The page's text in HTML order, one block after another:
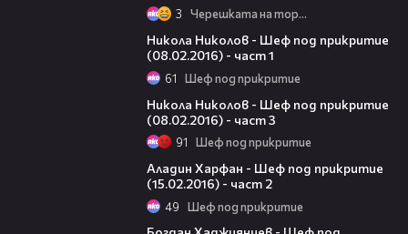
3 Черешката на тортата
Никола Николов - Шеф под прикритие
(08.02.2016) - част 1
61 Шеф под прикритие
Никола Николов - Шеф под прикритие
(08.02.2016) - част 3
91 Шеф под прикритие
Аладин Харфан - Шеф под прикритие
(15.02.2016) - част 2
49 Шеф под прикритие